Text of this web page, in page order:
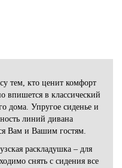
тем, кто ценит комфорт
впишется в классический
дома. Упругое сиденье и
линий дивана
Вам и Вашим гостям.
раскладушка – для
снять с сидения все